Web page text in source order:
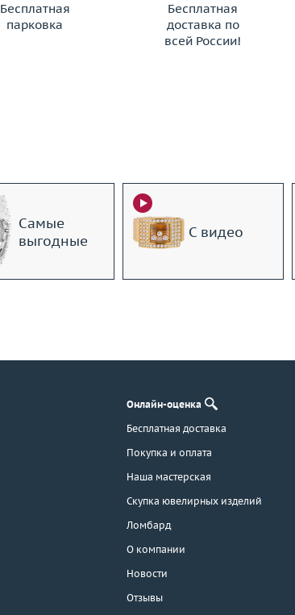
Бесплатная
парковка
Бесплатная
доставка по
всей России!
Самые
выгодные
С видео
Онлайн-оценка
Бесплатная доставка
Покупка и оплата
Наша мастерская
Скупка ювелирных изделий
Ломбард
О компании
Новости
Отзывы